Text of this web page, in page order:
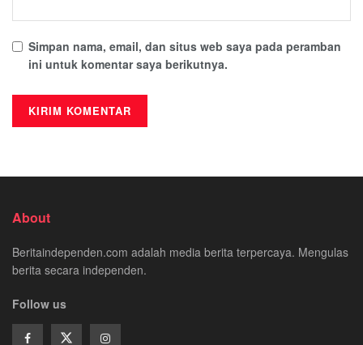
Simpan nama, email, dan situs web saya pada peramban
ini untuk komentar saya berikutnya.
About
Beritaindependen.com adalah media berita terpercaya. Mengulas
berita secara independen.
Follow us